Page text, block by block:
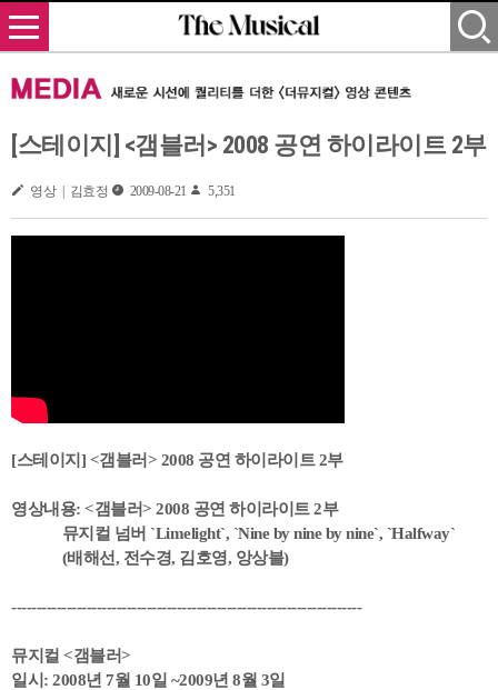
[스테이지] <갬블러> 2008 공연 하이라이트 2부
영상 | 김효정 2009-08-21 5,351
[스테이지] <갬블러> 2008 공연 하이라이트 2부
영상내용: <갬블러> 2008 공연 하이라이트 2부
뮤지컬 넘버 `Limelight`, `Nine by nine by nine`, `Halfway`
(배해선, 전수경, 김호영, 앙상블)
----------------------------------------------------------------------
뮤지컬 <갬블러>
일시: 2008년 7월 10일 ~2009년 8월 3일